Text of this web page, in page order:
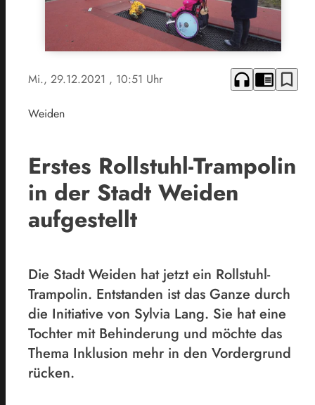
Mi., 29.12.2021 , 10:51 Uhr headphones chrome_reader_mode bookmark_border
Weiden
Erstes Rollstuhl-Trampolin
in der Stadt Weiden
aufgestellt
Die Stadt Weiden hat jetzt ein Rollstuhl-
Trampolin. Entstanden ist das Ganze durch
die Initiative von Sylvia Lang. Sie hat eine
Tochter mit Behinderung und möchte das
Thema Inklusion mehr in den Vordergrund
rücken.